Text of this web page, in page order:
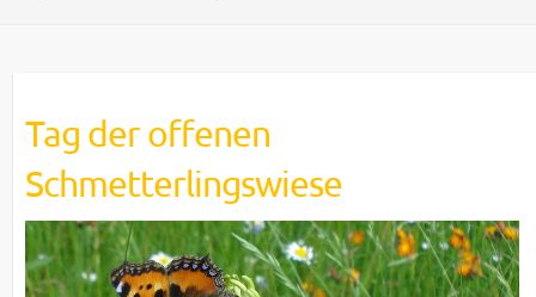
Tag der offenen
Schmetterlingswiese